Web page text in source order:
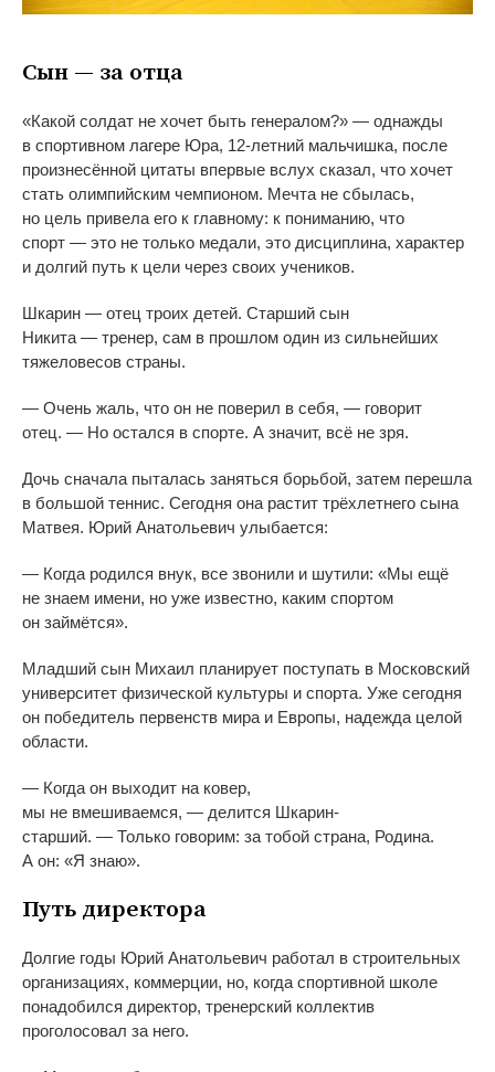
Сын — за отца
«Какой солдат не хочет быть генералом?» — однажды
в спортивном лагере Юра, 12-летний мальчишка, после
произнесённой цитаты впервые вслух сказал, что хочет
стать олимпийским чемпионом. Мечта не сбылась,
но цель привела его к главному: к пониманию, что
спорт — это не только медали, это дисциплина, характер
и долгий путь к цели через своих учеников.
Шкарин — отец троих детей. Старший сын
Никита — тренер, сам в прошлом один из сильнейших
тяжеловесов страны.
— Очень жаль, что он не поверил в себя, — говорит
отец. — Но остался в спорте. А значит, всё не зря.
Дочь сначала пыталась заняться борьбой, затем перешла
в большой теннис. Сегодня она растит трёхлетнего сына
Матвея. Юрий Анатольевич улыбается:
— Когда родился внук, все звонили и шутили: «Мы ещё
не знаем имени, но уже известно, каким спортом
он займётся».
Младший сын Михаил планирует поступать в Московский
университет физической культуры и спорта. Уже сегодня
он победитель первенств мира и Европы, надежда целой
области.
— Когда он выходит на ковер,
мы не вмешиваемся, — делится Шкарин-
старший. — Только говорим: за тобой страна, Родина.
А он: «Я знаю».
Путь директора
Долгие годы Юрий Анатольевич работал в строительных
организациях, коммерции, но, когда спортивной школе
понадобился директор, тренерский коллектив
проголосовал за него.